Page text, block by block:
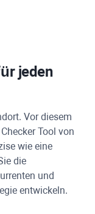
jeden
Vor diesem
Tool von
wie eine
die
und
entwickeln.